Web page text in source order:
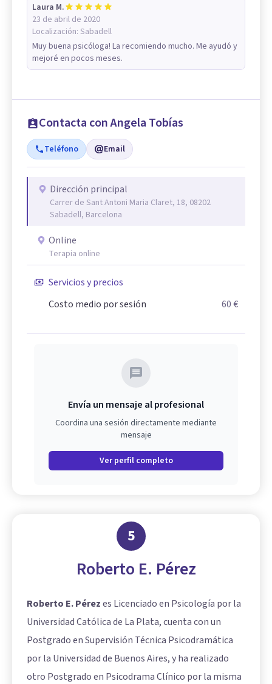
Laura M.
23 de abril de 2020
Localización: Sabadell
Muy buena psicóloga! La recomiendo mucho. Me ayudó y
mejoré en pocos meses.
Contacta con Angela Tobías
Teléfono Email
Dirección principal
Carrer de Sant Antoni Maria Claret, 18, 08202
Sabadell, Barcelona
Online
Terapia online
Servicios y precios
Costo medio por sesión
60 €
Envía un mensaje al profesional
Coordina una sesión directamente mediante
mensaje
Ver perfil completo
5
Roberto E. Pérez
Roberto E. Pérezes Licenciado en Psicología por la
Universidad Católica de La Plata, cuenta con un
Postgrado en Supervisión Técnica Psicodramática
por la Universidad de Buenos Aires, y ha realizado
otro Postgrado en Psicodrama Clínico por la misma